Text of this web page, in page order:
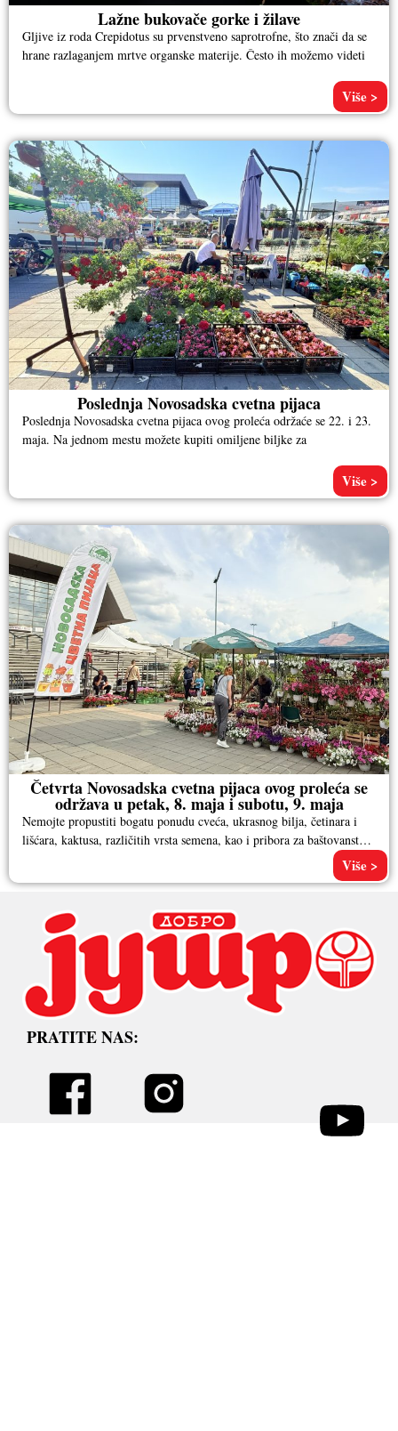
Lažne bukovače gorke i žilave
Gljive iz roda Crepidotus su prvenstveno saprotrofne, što znači da se
hrane razlaganjem mrtve organske materije. Često ih možemo videti
Više >
Poslednja Novosadska cvetna pijaca
Poslednja Novosadska cvetna pijaca ovog proleća održaće se 22. i 23.
maja. Na jednom mestu možete kupiti omiljene biljke za
Više >
Četvrta Novosadska cvetna pijaca ovog proleća se
održava u petak, 8. maja i subotu, 9. maja
Nemojte propustiti bogatu ponudu cveća, ukrasnog bilja, četinara i
lišćara, kaktusa, različitih vrsta semena, kao i pribora za baštovanstvo.
Više >
PRATITE NAS: